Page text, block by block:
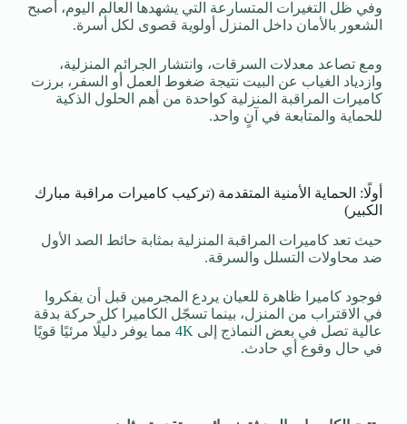
وفي ظل التغيرات المتسارعة التي يشهدها العالم اليوم، أصبح
الشعور بالأمان داخل المنزل أولوية قصوى لكل أسرة.
ومع تصاعد معدلات السرقات، وانتشار الجرائم المنزلية،
وازدياد الغياب عن البيت نتيجة ضغوط العمل أو السفر، برزت
كاميرات المراقبة المنزلية كواحدة من أهم الحلول الذكية
للحماية والمتابعة في آنٍ واحد.
أولًا: الحماية الأمنية المتقدمة (تركيب كاميرات مراقبة مبارك
الكبير)
حيث تعد كاميرات المراقبة المنزلية بمثابة حائط الصد الأول
ضد محاولات التسلل والسرقة.
فوجود كاميرا ظاهرة للعيان يردع المجرمين قبل أن يفكروا
في الاقتراب من المنزل، بينما تسجّل الكاميرا كل حركة بدقة
عالية تصل في بعض النماذج إلى 4Kمما يوفر دليلًا مرئيًا قويًا
في حال وقوع أي حادث.